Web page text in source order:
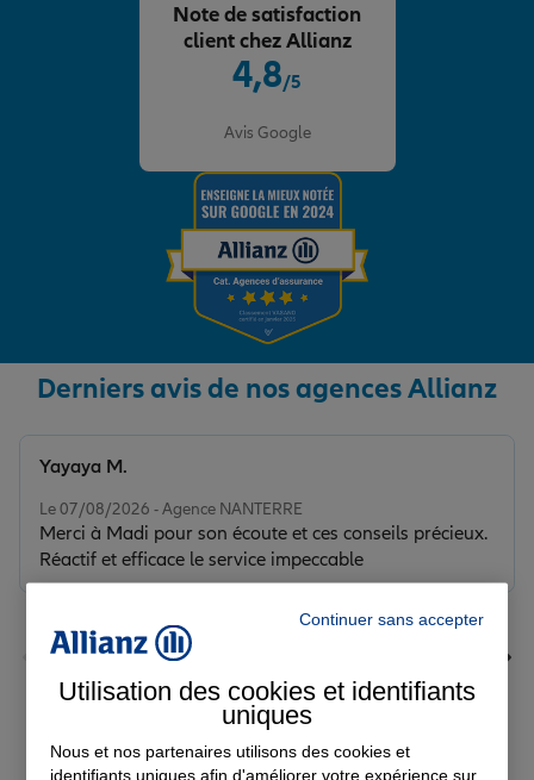
4,8/5
Avis Google
Note de satisfaction
client chez Allianz
Derniers avis de nos agences Allianz
Le 07/08/2026 - Agence NANTERRE
Merci à Madi pour son écoute et ces conseils précieux.
Réactif et efficace le service impeccable
Yayaya M.
Voir tous les avis
Continuer sans accepter
Utilisation des cookies et identifiants
uniques
Nous et nos partenaires utilisons des cookies et
identifiants uniques afin d'améliorer votre expérience sur